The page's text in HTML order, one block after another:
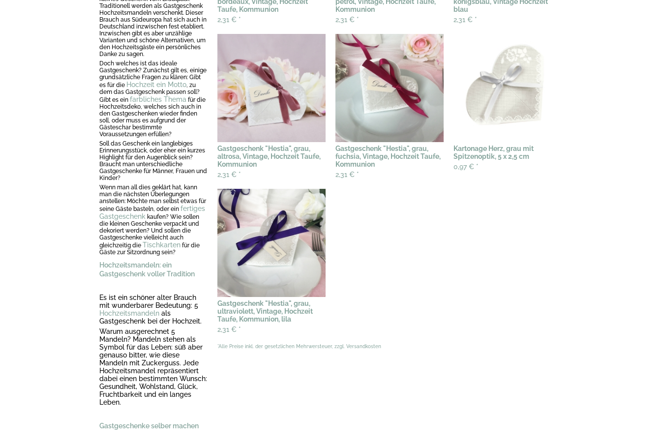
Traditionell werden als Gastgeschenk
Hochzeitsmandeln verschenkt. Dieser
Brauch aus Südeuropa hat sich auch in
Deutschland inzwischen fest etabliert.
Inzwischen gibt es aber unzählige
Varianten und schöne Alternativen, um
den Hochzeitsgäste ein persönliches
Danke zu sagen.
Doch welches ist das ideale
Gastgeschenk? Zunächst gilt es, einige
grundsätzliche Fragen zu klären: Gibt
es für die Hochzeit ein Motto, zu
dem das Gastgeschenk passen soll?
Gibt es ein farbliches Thema für die
Hochzeitsdeko, welches sich auch in
den Gastgeschenken wieder finden
soll, oder muss es aufgrund der
Gästeschar bestimmte
Voraussetzungen erfüllen?
Soll das Geschenk ein langlebiges
Erinnerungsstück, oder eher ein kurzes
Highlight für den Augenblick sein?
Braucht man unterschiedliche
Gastgeschenke für Männer, Frauen und
Kinder?
Wenn man all dies geklärt hat, kann
man die nächsten Überlegungen
anstellen: Möchte man selbst etwas für
seine Gäste basteln, oder ein fertiges
Gastgeschenk kaufen? Wie sollen
die kleinen Geschenke verpackt und
dekoriert werden? Und sollen die
Gastgeschenke vielleicht auch
gleichzeitig die Tischkarten für die
Gäste zur Sitzordnung sein?
Hochzeitsmandeln: ein
Gastgeschenk voller Tradition
Es ist ein schöner alter Brauch
mit wunderbarer Bedeutung: 5
Hochzeitsmandeln als
Gastgeschenk bei der Hochzeit.
Warum ausgerechnet 5
Mandeln? Mandeln stehen als
Symbol für das Leben: süß aber
genauso bitter, wie diese
Mandeln mit Zuckerguss. Jede
Hochzeitsmandel repräsentiert
dabei einen bestimmten Wunsch:
Gesundheit, Wohlstand, Glück,
Fruchtbarkeit und ein langes
Leben.
Gastgeschenke selber machen
Taufe, Kommunion
2,31 € *
Kommunion
2,31 € *
blau
2,31 € *
Gastgeschenk "Hestia", grau,
altrosa, Vintage, Hochzeit Taufe,
Kommunion
2,31 € *
Gastgeschenk "Hestia", grau,
fuchsia, Vintage, Hochzeit Taufe,
Kommunion
2,31 € *
Kartonage Herz, grau mit
Spitzenoptik, 5 x 2,5 cm
0,97 € *
Gastgeschenk "Hestia", grau,
ultraviolett, Vintage, Hochzeit
Taufe, Kommunion, lila
2,31 € *
*Alle Preise inkl. der gesetzlichen Mehrwersteuer, zzgl. Versandkosten